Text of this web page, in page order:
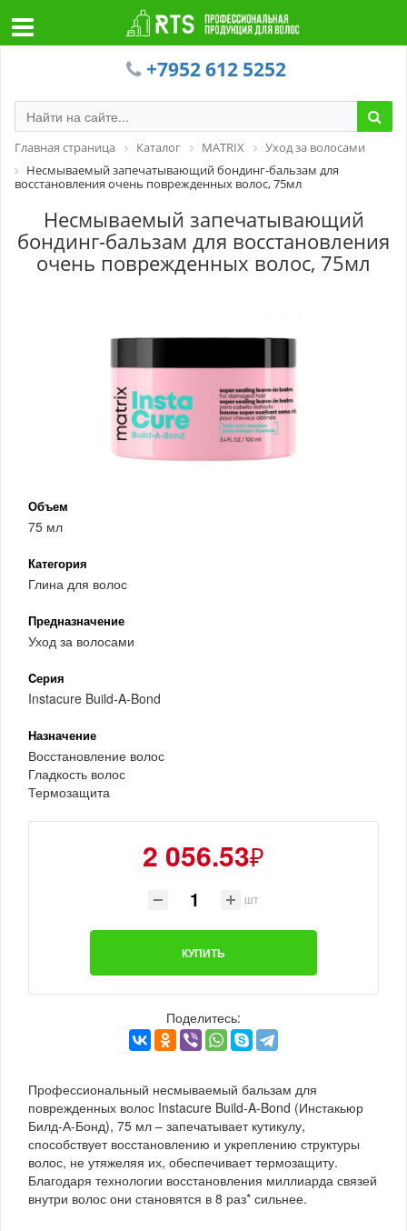
+7952 612 5252
Главная страница Каталог MATRIX
Уход за волосами
Несмываемый запечатывающий бондинг-бальзам для
восстановления очень поврежденных волос, 75мл
Несмываемый запечатывающий
бондинг-бальзам для восстановления
очень поврежденных волос, 75мл
Объем
75 мл
Категория
Глина для волос
Предназначение
Уход за волосами
Cерия
Instacure Build-A-Bond
Назначение
Восстановление волос
Гладкость волос
Термозащита
2 056.53₽
шт
КУПИТЬ
Поделитесь:
Профессиональный несмываемый бальзам для
поврежденных волос Instacure Build-A-Bond (Инстакьюр
Билд-А-Бонд), 75 мл – запечатывает кутикулу,
способствует восстановлению и укреплению структуры
волос, не утяжеляя их, обеспечивает термозащиту.
Благодаря технологии восстановления миллиарда связей
внутри волос они становятся в 8 раз* сильнее.